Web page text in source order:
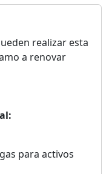
realizar esta
a renovar
para activos